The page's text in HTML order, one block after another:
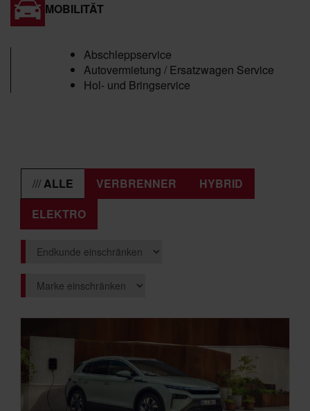
MOBILITÄT
Abschleppservice
Autovermietung / Ersatzwagen Service
Hol- und Bringservice
ALLE VERBRENNER
HYBRID
ELEKTRO